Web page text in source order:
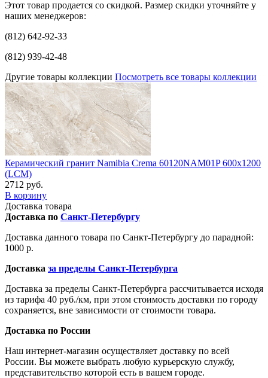
Этот товар продается со скидкой. Размер скидки уточняйте у
наших менеджеров:
(812) 642-92-33
(812) 939-42-48
Другие товары коллекции Посмотреть все товары коллекции
Керамический гранит Namibia Crema 60120NAM01P 600x1200
(LCM)
2712 руб.
В корзину
Доставка товара
Доставка по Санкт-Петербургу
Доставка данного товара по Санкт-Петербургу до парадной:
1000 р.
Доставка за пределы Санкт-Петербурга
Доставка за пределы Санкт-Петербурга рассчитывается исходя
из тарифа 40 руб./км, при этом стоимость доставки по городу
сохраняется, вне зависимости от стоимости товара.
Доставка по России
Наш интернет-магазин осуществляет доставку по всей
России. Вы можете выбрать любую курьерскую службу,
представительство которой есть в вашем городе.